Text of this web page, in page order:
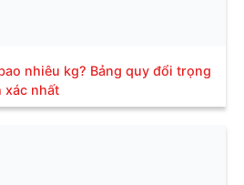
nhiêu kg? Bảng quy đổi trọng
xác nhất